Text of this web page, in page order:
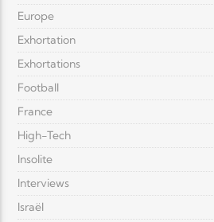
Europe
Exhortation
Exhortations
Football
France
High-Tech
Insolite
Interviews
Israël